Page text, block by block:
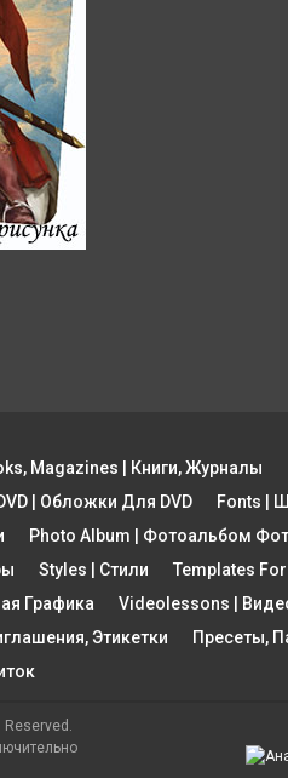
Magazines | Книги, Журналы
| Обложки Для DVD Fonts |
Photo Album | Фотоальбом
Styles | Стили
Templates
Графика
Videolessons |
Этикетки
Пресеты,
Reserved.